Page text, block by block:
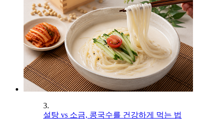
3.
설탕 vs 소금, 콩국수를 건강하게 먹는 법